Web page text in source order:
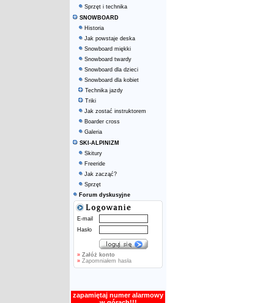
Sprzęt i technika
SNOWBOARD
Historia
Jak powstaje deska
Snowboard miękki
Snowboard twardy
Snowboard dla dzieci
Snowboard dla kobiet
Technika jazdy
Triki
Jak zostać instruktorem
Boarder cross
Galeria
SKI-ALPINIZM
Skitury
Freeride
Jak zacząć?
Sprzęt
Forum dyskusyjne
E-mail
Hasło
» Załóż konto
» Zapomniałem hasła
zapamiętaj numer alarmowy